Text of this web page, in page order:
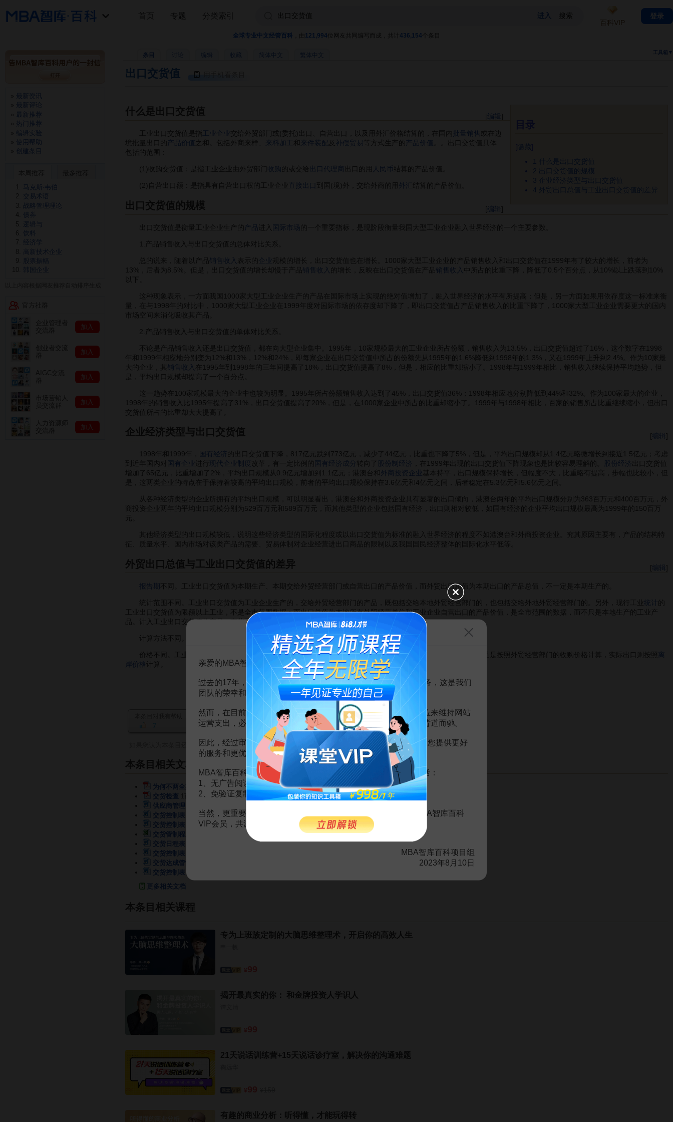
全球专业中文经管百科 121,994 位网友共同编写而成，共计 436,154 个条目
条目 收藏 工具箱▼
出口交货值
什么是出口交货值
2 出口交货值的规模
3
企业经济类型与出口交货值
4 外贸出口总值与工业出口交货值的差异
[编辑
什么是出口交货值
工业出口交货值是指 工业企业 交给外贸部门或(委托)出口、自营出口，以及用外汇价格结算的，在国内 批量销售
或在边
境批量出口的 产品价值 之和。包括外商来样、 来料加工 和 来件装配 及 补偿贸易 等方式生产的 产品价值
。。出口交货值具体
包括的范围：
(1)收购交货值：是指工业企业由外贸部门 收购的或交给 出口代理商 出口的用 人民币结算的产品价值。
(2)自营出口额：是指具有自营出口权的工业企业 直接出口 到国(境)外，交给外商的用 外汇 结算的产品价值。
[编辑
出口交货值的规模
出口交货值是衡量工业企业生产的 产品 进入 国际市场的一个重要指标，是现阶段衡量我国大型工业企业融入世界经济的一个主要参数。
1.产品销售收入与出口交货值的总体对比关系。
总的说来，随着以产品销售收入 表示的 企业
规模的增长，出口交货值也在增长。1000家大型工业企业的产品销售收入和出口交货值在1999年有了较大的增长，前者为
13%，后者为8.5%。但是，出口交货值的增长却慢于产品销售收入 的增长，反映在出口交货值在产品销售收入
中所占的比重下降，降低了0.5个百分点，从10%以上跌落到10%
以下。
这种现象表示，一方面我国1000家大型工业企业生产的产品在国际市场上实现的绝对值增加了，融入世界经济的水平有所提高；但是，另一方面如果用依存度这一标准来衡
量，在与1998年的对比中，1000家大型工业企业在1999年度对国际市场的依存度却下降了，即出口交货值占产品销售收入的比重下降了，1000家大型工业企业需要更大的国内
市场空间来消化吸收其产品。
2.产品销售收入与出口交货值的单体对比关系。
不论是产品销售收入还是出口交货值，都在向大型企业集中。1995年，10家规模最大的工业企业所占份额，销售收入为13.5%，出口交货值超过了16%，这个数字在1998
年和1999年相应地分别变为12%和13%，12%和24%，即每家企业在出口交货值中所占的份额先从1995年的1.6%降低到1998年的1.3%，又在1999年上升到2.4%。作为10家最
大的企业，其 销售收入 在1995年到1998年的三年间提高了18%，出口交货值提高了8%，但是，相应的比重却缩小了。1998年与1999年相比，销售收入继续保持平均趋势，但
是，平均出口规模却提高了一个百分点。
这一趋势在100家规模最大的企业中也较为明显。1995年所占份额销售收入达到了45%，出口交货值36%；1998年相应地分别降低到44%和32%。作为100家最大的企业，
1998年的销售收入比1995年提高了31%，出口交货值提高了20%，但是，在1000家企业中所占的比重却缩小了。1999年与1998年相比，百家的销售所占比重继续缩小，但出口
交货值所占的比重却大大提高了。
[编辑
企业经济类型与出口交货值
1998年和1999年， 国有经济 的出口交货值下降，817亿元跌到773亿元，减少了44亿元，比重也下降了5%，但是，平均出口规模却从1.4亿元略微增长到接近1.5亿元；考虑
到近年国内对
国有企业 进行 现代企业制度 改革，有一定比例的 国有经济成分 转向了 股份制经济 ，在1999年出现的出口交货值下降现象也是比较容易理解的。 股份经济 出口交货值
增加了65亿元，比重增加了2%，平均出口规模从0.9亿元增加到1.1亿元；港澳台和 外商投资企业 基本持平，出口规模保持增长，但幅度不大，比重略有提高，步幅也比较小，但
是，这两类企业的特点在于保持着较高的平均出口规模，前者的平均出口规模保持在3.6亿元和4亿元之间，后者稳定在5.3亿元和5.6亿元之间。
从各种经济类型的企业所拥有的平均出口规模，可以明显看出，港澳台和外商投资企业具有显著的出口倾向，港澳台两年的平均出口规模分别为363百万元和400百万元，外
商投资企业两年的平均出口规模分别为529百万元和589百万元，而其他类型的企业包括国有经济，出口则相对较低，如国有经济的企业平均出口规模最高为1999年的150百万
元。
其他经济类型的出口规模较低，说明这些经济类型的国际化程度或以出口交货值为标准的融入世界经济的程度不如港澳台和外商投资企业。究其原因主要有，产品的结构特
征、质量水平、国内市场对该类产品的需要、贸易体制对企业经营进出口商品的限制以及我国国民经济整体的国际化水平低等。
[编辑
外贸出口总值与工业出口交货值的差异
报告期 不同。工业出口交货值为本期生产、本期交给外贸经营部门或自营出口的产品价值，而外贸出口总值为本期出口的产品总值，不一定是本期生产的。
统计范围不同。工业出口交货值为工业企业生产的，交给外贸经营部门的产品，既包括交给本地外贸经营部门的，也包括交给外地外贸经营部门的。另外，现行工业 统计的
工业出口交货值为限额以上工业，不是全市范围数据；而出口总值为本地所有外贸经营单位和工业企业自营出口的产品价值，是全市范围的数据，而不只是本地生产的工业产
品。计入工业出口交货值的产品，有些可能在外贸经营部门收购后，转为国内销售，而没实现出口。
计算方法不同。工业出口交货值中，对 来料加工产品只计算加工费，而出口总值则按出口产品全价计算。
价格不同。工业企业自营出口部分两个指标的计价方法基本相同。而工业出口交货值中，交给外贸经营部门的产品是按照外贸经营部门的收购价格计算，实际出口则按照
离
岸价格
7 赏 MBA智库APP
如果您认为本条目还有待完善，需要补充新内容或修改错误内容，请 投诉举报 。
本条目相关文档
为何不两全其美？—对一则出口提前交货案例的思考 1页
交货检查
1页
供应商管理：交货管理的意义及适时交货的对策
交货控制表
交货控制表
交货管制程序
交货日程表
交货控制表
交货达成管制表
交货控制表
更多相关文档
本条目相关课程
专为上班族定制的大脑思维整理术，开启你的高效人生
揭开最真实的你： 和金牌投资人学识人
21天说话训练营+15天说话诊疗室，解决你的沟通难题
有趣的商业分析：听得懂，才能玩得转
首页 专题 分类索引
百科VIP
登录
最新资讯
最新评论
最新推荐
热门推荐
编辑实验
使用帮助
创建条目
马克斯·韦伯
交易术语
战略管理理论
债券
逻辑与
饮料
经济学
高新技术企业
股票振幅
韩国企业
加入
加入
加入
加入
加入
告MBA智库百科用户的一封信
亲爱的MBA智库百科用户：
过去的17年，百科频道一直以免费公益的形式为大家提供知识服务，这是我们
团队的荣幸和骄傲。
然而，在目前越来越严峻的经营挑战下，单纯依靠不断增加广告位来维持网站
运营支出，必然会越来越影响您的使用体验，这也与我们的初衷背道而驰。
因此，经过审慎地考虑，我们决定推出VIP会员收费制度，以便为您提供更好
的服务和更优质的内容。
MBA智库百科VIP会员（9.9元 / 年， 点击开通），您的权益将包括：
1、无广告阅读；
2、免验证复制。
当然，更重要的是长期以来您对百科频道的支持。诚邀您加入MBA智库百科
VIP会员，共渡难关，共同见证彼此的成长和进步！
MBA智库百科项目组
2023年8月10日